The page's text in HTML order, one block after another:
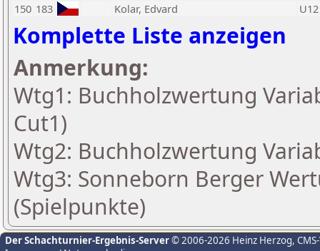
150 183 Kolar, Edvard U12
Komplette Liste anzeigen
Anmerkung:
Wtg1: Buchholzwertung
Cut1)
Wtg2: Buchholzwertung
Wtg3: Sonneborn Berger
(Spielpunkte)
Der Schachturnier-Ergebnis-Server© 2006-2026 Heinz Herzog,